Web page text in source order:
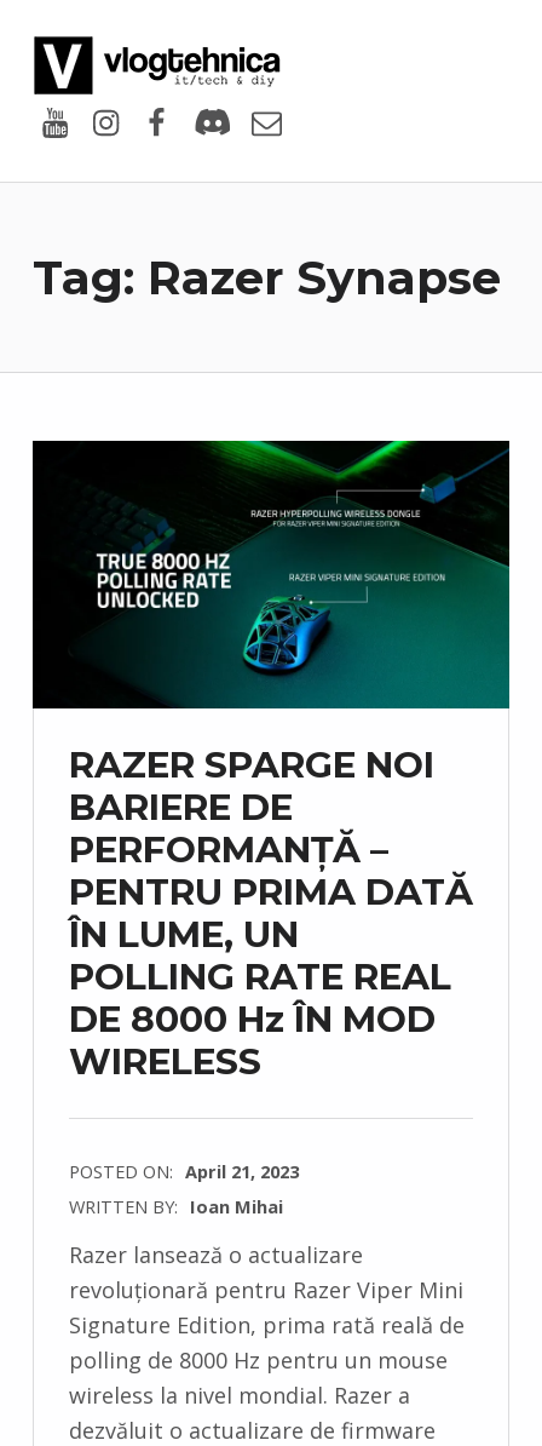
YoutubeInstagram
Facebook
DiscordEmail
Tag: Razer Synapse
RAZER SPARGE NOI
BARIERE DE
PERFORMANȚĂ –
PENTRU PRIMA DATĂ
ÎN LUME, UN
POLLING RATE REAL
DE 8000 Hz ÎN MOD
WIRELESS
POSTED ON: April 21, 2023
WRITTEN BY: Ioan Mihai
E
N
Razer lansează o actualizare
revoluționară pentru Razer Viper Mini
Signature Edition, prima rată reală de
polling de 8000 Hz pentru un mouse
wireless la nivel mondial. Razer a
dezvăluit o actualizare de firmware